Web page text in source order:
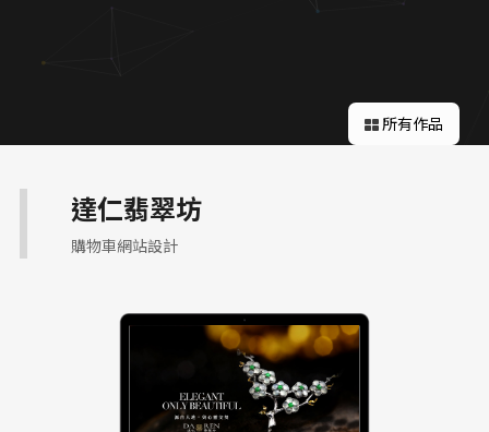
所有作品
達仁翡翠坊
購物車網站設計